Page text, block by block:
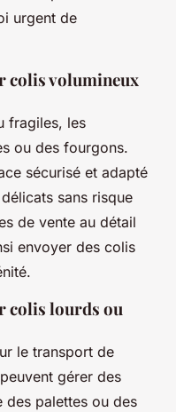
urgent de
colis volumineux
fragiles, les
ou des fourgons.
sécurisé et adapté
sans risque
de vente au détail
envoyer des colis
colis lourds ou
le transport de
gérer des
des palettes ou des